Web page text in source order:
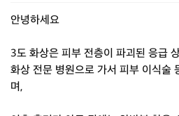
안녕하세요
3도 화상은 피부 전층이 파괴된 응급
화상 전문 병원으로 가서 피부 이식술
며,